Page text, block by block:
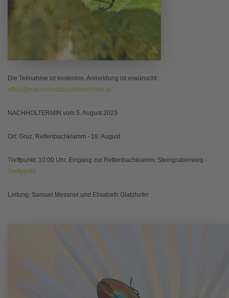
Die Teilnahme ist kostenlos. Anmeldung ist erwünscht:
office@naturschutzbundsteiermark.at
NACHHOLTERMIN vom 5. August 2023
Ort: Graz, Rettenbachklamm - 19. August
Treffpunkt: 10:00 Uhr, Eingang zur Rettenbachklamm, Steingrabenweg -
Treffpunkt
Leitung: Samuel Messner und Elisabeth Glatzhofer